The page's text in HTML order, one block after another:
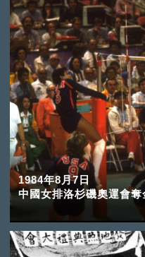
1984年8月7日
中國女排洛杉磯奧運會奪